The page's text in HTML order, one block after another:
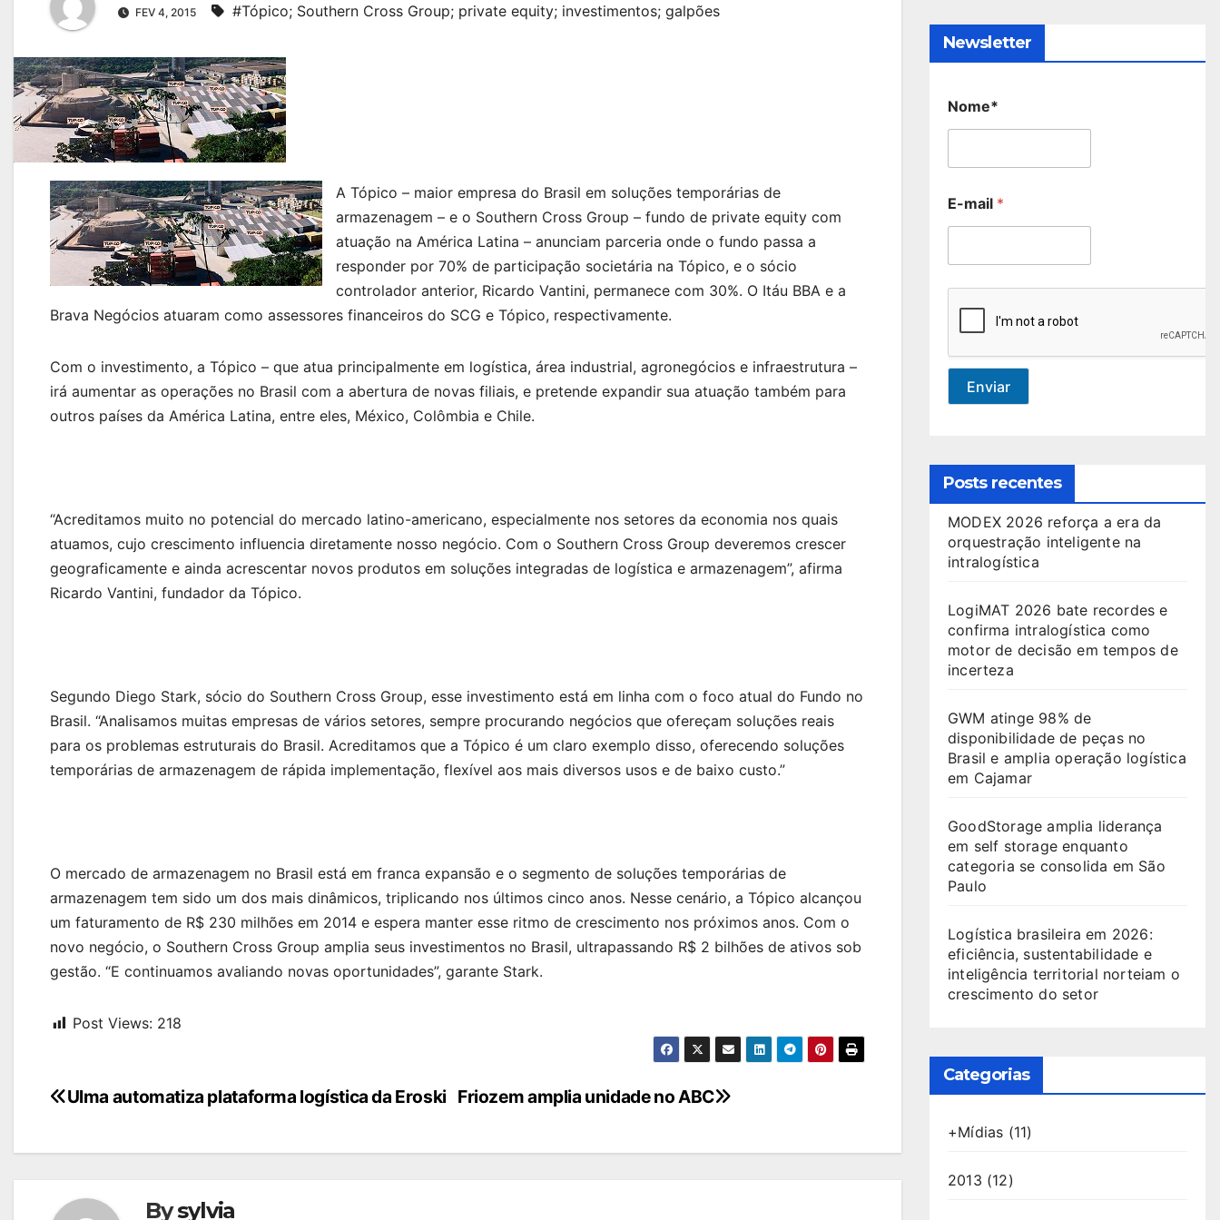
FEV 4, 2015 #Tópico; Southern Cross Group; private equity; investimentos; galpões
A Tópico – maior empresa do Brasil em soluções temporárias de
armazenagem – e o Southern Cross Group – fundo de private equity com
atuação na América Latina – anunciam parceria onde o fundo passa a
responder por 70% de participação societária na Tópico, e o sócio
controlador anterior, Ricardo Vantini, permanece com 30%. O Itáu BBA e a
Brava Negócios atuaram como assessores financeiros do SCG e Tópico, respectivamente.
Com o investimento, a Tópico – que atua principalmente em logística, área industrial, agronegócios e infraestrutura –
irá aumentar as operações no Brasil com a abertura de novas filiais, e pretende expandir sua atuação também para
outros países da América Latina, entre eles, México, Colômbia e Chile.
“Acreditamos muito no potencial do mercado latino-americano, especialmente nos setores da economia nos quais
atuamos, cujo crescimento influencia diretamente nosso negócio. Com o Southern Cross Group deveremos crescer
geograficamente e ainda acrescentar novos produtos em soluções integradas de logística e armazenagem”, afirma
Ricardo Vantini, fundador da Tópico.
Segundo Diego Stark, sócio do Southern Cross Group, esse investimento está em linha com o foco atual do Fundo no
Brasil. “Analisamos muitas empresas de vários setores, sempre procurando negócios que ofereçam soluções reais
para os problemas estruturais do Brasil. Acreditamos que a Tópico é um claro exemplo disso, oferecendo soluções
temporárias de armazenagem de rápida implementação, flexível aos mais diversos usos e de baixo custo.”
O mercado de armazenagem no Brasil está em franca expansão e o segmento de soluções temporárias de
armazenagem tem sido um dos mais dinâmicos, triplicando nos últimos cinco anos. Nesse cenário, a Tópico alcançou
um faturamento de R$ 230 milhões em 2014 e espera manter esse ritmo de crescimento nos próximos anos. Com o
novo negócio, o Southern Cross Group amplia seus investimentos no Brasil, ultrapassando R$ 2 bilhões de ativos sob
gestão. “E continuamos avaliando novas oportunidades”, garante Stark.
Post Views: 218
Navegação
Friozem amplia unidade no ABC
Ulma automatiza plataforma logística da Eroski
Bysylvia
Newsletter
Nome*
E-mail *
Enviar
Posts recentes
MODEX 2026 reforça a era da
orquestração inteligente na
intralogística
LogiMAT 2026 bate recordes e
confirma intralogística como
motor de decisão em tempos de
incerteza
GWM atinge 98% de
disponibilidade de peças no
Brasil e amplia operação logística
em Cajamar
GoodStorage amplia liderança
em self storage enquanto
categoria se consolida em São
Paulo
Logística brasileira em 2026:
eficiência, sustentabilidade e
inteligência territorial norteiam o
crescimento do setor
Categorias
+Mídias (11)
2013 (12)